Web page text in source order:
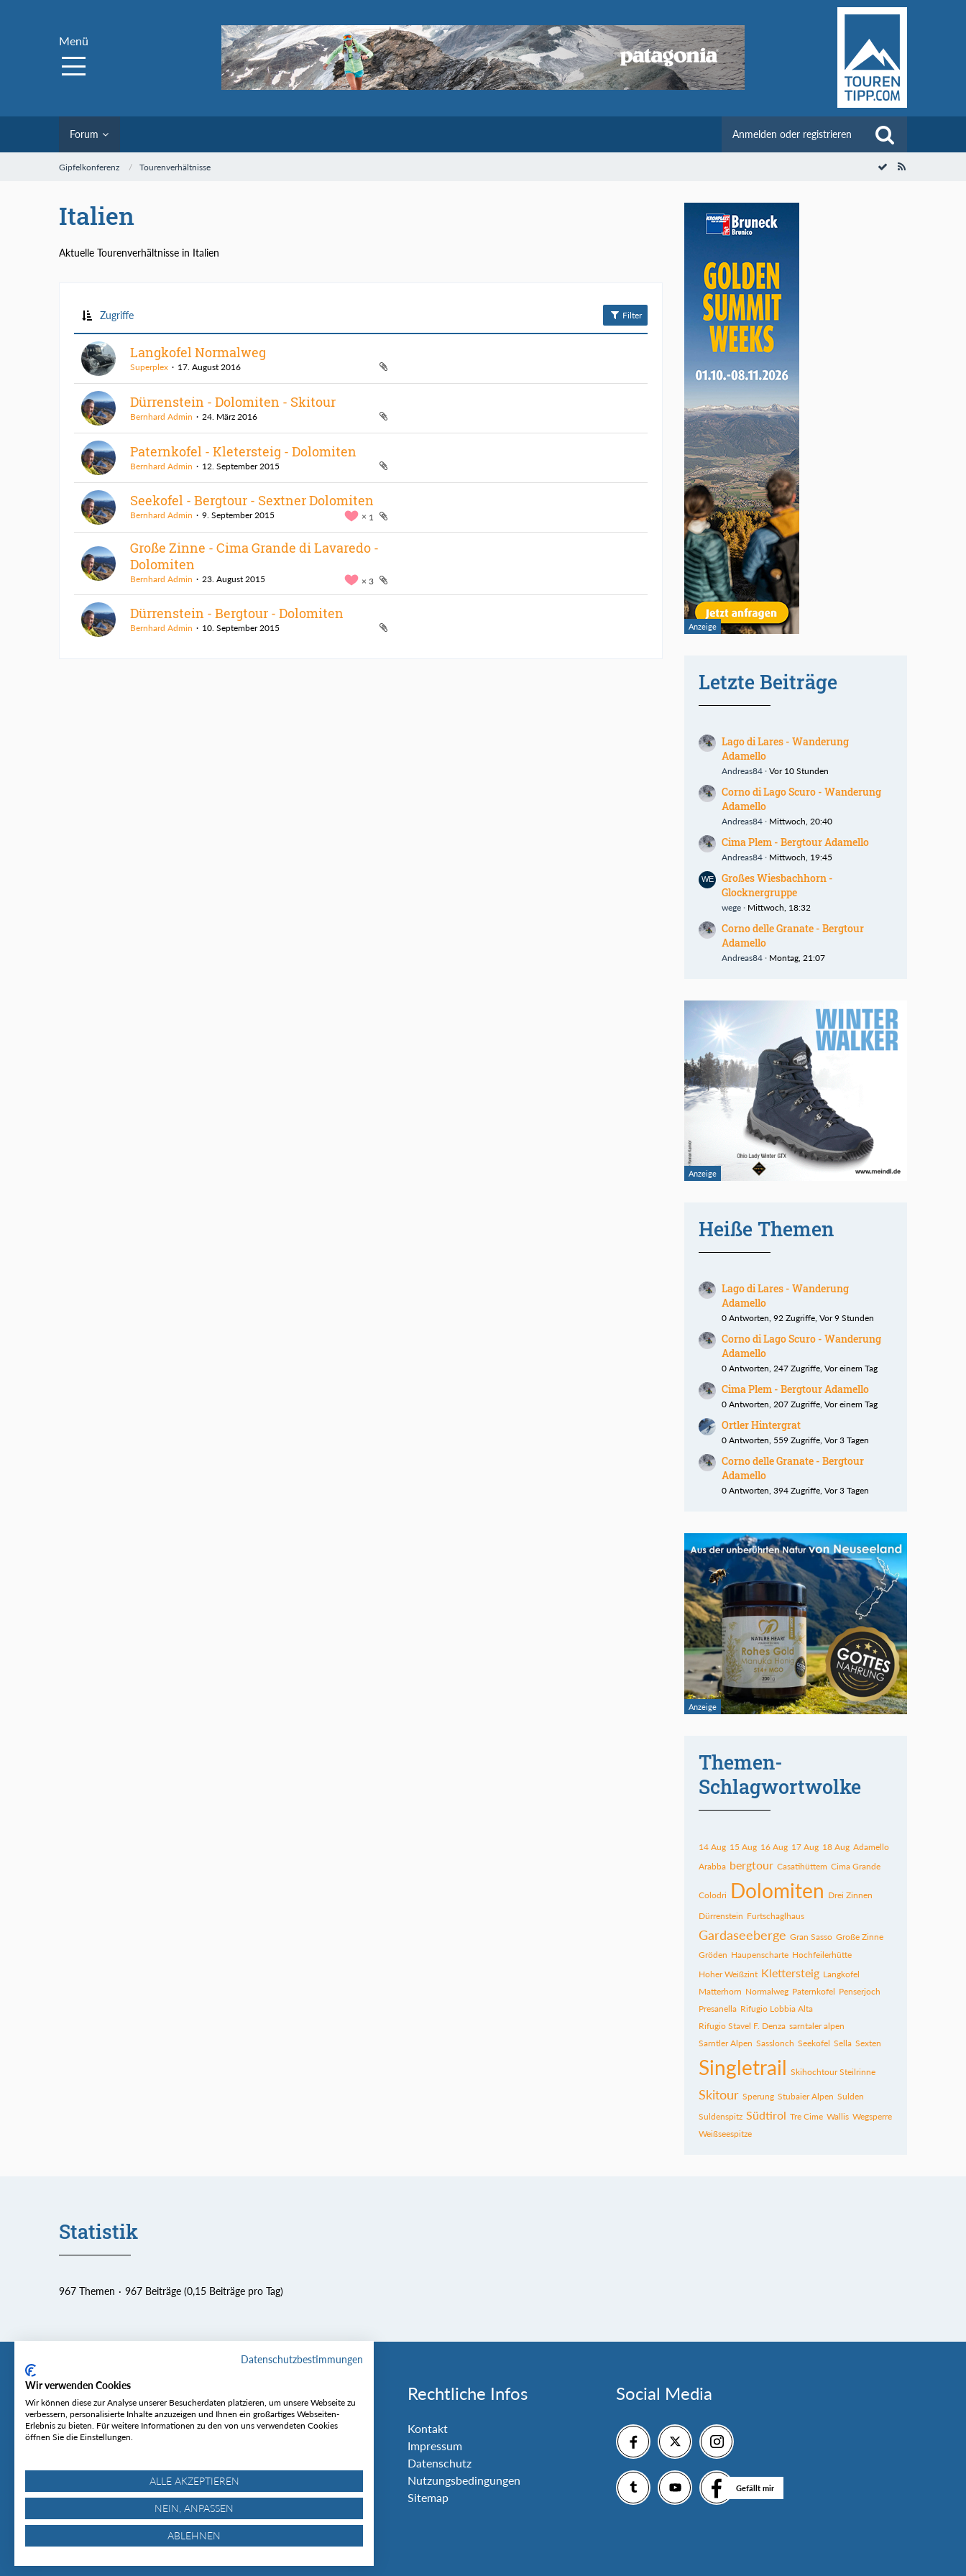
Menü
Forum Anmelden oder registrieren
Gipfelkonferenz Tourenverhältnisse
Italien
Aktuelle Tourenverhältnisse in Italien
Zugriffe Filter
Langkofel Normalweg
Superplex 17. August 2016
Dürrenstein - Dolomiten - Skitour
Bernhard Admin 24. März 2016
Paternkofel - Kletersteig - Dolomiten
Bernhard Admin 12. September 2015
Seekofel - Bergtour - Sextner Dolomiten
1
Bernhard Admin 9. September 2015
Große Zinne - Cima Grande di Lavaredo -
Dolomiten
3
Bernhard Admin 23. August 2015
Dürrenstein - Bergtour - Dolomiten
Bernhard Admin 10. September 2015
Letzte Beiträge
Lago di Lares - Wanderung
Adamello
Andreas84 Vor 10 Stunden
Corno di Lago Scuro - Wanderung
Adamello
Andreas84 Mittwoch, 20:40
Cima Plem - Bergtour Adamello
Andreas84 Mittwoch, 19:45
Großes Wiesbachhorn -
Glocknergruppe
wege Mittwoch, 18:32
Corno delle Granate - Bergtour
Adamello
Andreas84 Montag, 21:07
Heiße Themen
Lago di Lares - Wanderung
Adamello
0 Antworten, 92 Zugriffe, Vor 9 Stunden
Corno di Lago Scuro - Wanderung
Adamello
0 Antworten, 247 Zugriffe, Vor einem Tag
Cima Plem - Bergtour Adamello
0 Antworten, 207 Zugriffe, Vor einem Tag
Ortler Hintergrat
0 Antworten, 559 Zugriffe, Vor 3 Tagen
Corno delle Granate - Bergtour
Adamello
0 Antworten, 394 Zugriffe, Vor 3 Tagen
Themen-
Schlagwortwolke
14 Aug 15 Aug 16 Aug 17 Aug 18 Aug Adamello
Arabba bergtour Casatihüttem Cima Grande
Colodri Dolomiten Drei Zinnen
Dürrenstein Furtschaglhaus
Gardaseeberge Gran Sasso Große Zinne
Gröden Haupenscharte Hochfeilerhütte
Hoher Weißzint Klettersteig Langkofel
Matterhorn Normalweg Paternkofel Penserjoch
Presanella Rifugio Lobbia Alta
Rifugio Stavel F. Denza sarntaler alpen
Sarntler Alpen Sasslonch Seekofel Sella Sexten
Singletrail Skihochtour Steilrinne
Skitour Sperung Stubaier Alpen Sulden
Suldenspitz Südtirol Tre Cime Wallis Wegsperre
Weißseespitze
Statistik
967 Themen 967 Beiträge (0,15 Beiträge pro Tag)
Tourentipp
Über uns
Wetter & Lawinenlage
Rechtliche Infos
Kontakt
Impressum
Datenschutz
Nutzungsbedingungen
Sitemap
Social Media
Gefällt mir
© Tourentipp.com 2025
Datenschutzbestimmungen
Wir verwenden Cookies
Wir können diese zur Analyse unserer Besucherdaten platzieren, um unsere Webseite zu
verbessern, personalisierte Inhalte anzuzeigen und Ihnen ein großartiges Webseiten-
Erlebnis zu bieten. Für weitere Informationen zu den von uns verwendeten Cookies
öffnen Sie die Einstellungen.
ALLE AKZEPTIEREN
NEIN, ANPASSEN
ABLEHNEN